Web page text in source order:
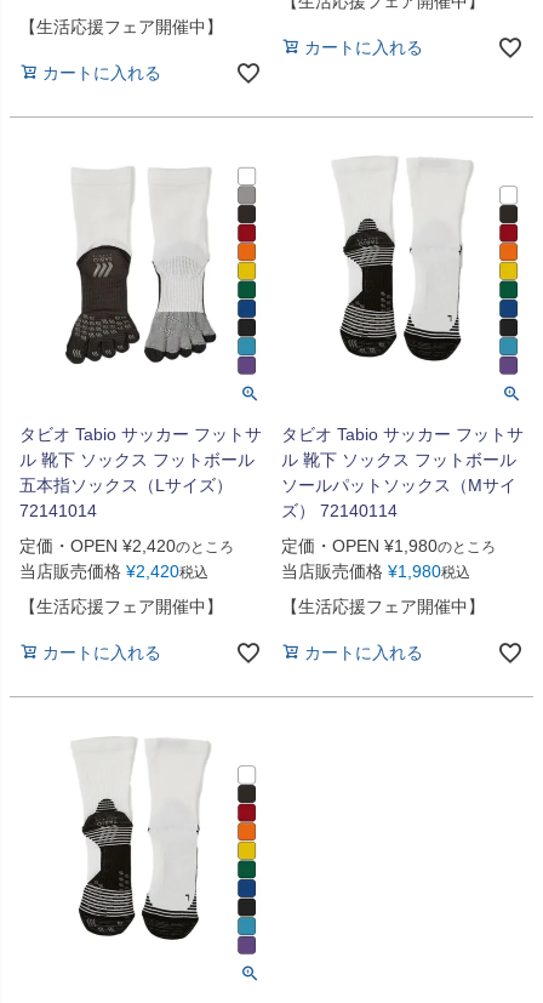
【生活応援フェア開催中】
カートに入れる
カートに入れる
タビオ Tabio サッカー フットサ
ル 靴下 ソックス フットボール
五本指ソックス（Lサイズ）
72141014
定価・OPEN ¥2,420のところ
当店販売価格 ¥2,420税込
【生活応援フェア開催中】
カートに入れる
タビオ Tabio サッカー フットサ
ル 靴下 ソックス フットボール
ソールパットソックス（Mサイ
ズ） 72140114
定価・OPEN ¥1,980のところ
当店販売価格 ¥1,980税込
【生活応援フェア開催中】
カートに入れる